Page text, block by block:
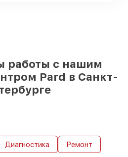
работы с нашим
Pard в Санкт-
Диагностика Ремонт